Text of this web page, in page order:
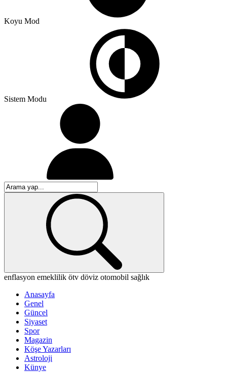
Koyu Mod
Sistem Modu
enflasyon emeklilik ötv döviz otomobil sağlık
Anasayfa
Genel
Güncel
Siyaset
Spor
Magazin
Köşe Yazarları
Astroloji
Künye